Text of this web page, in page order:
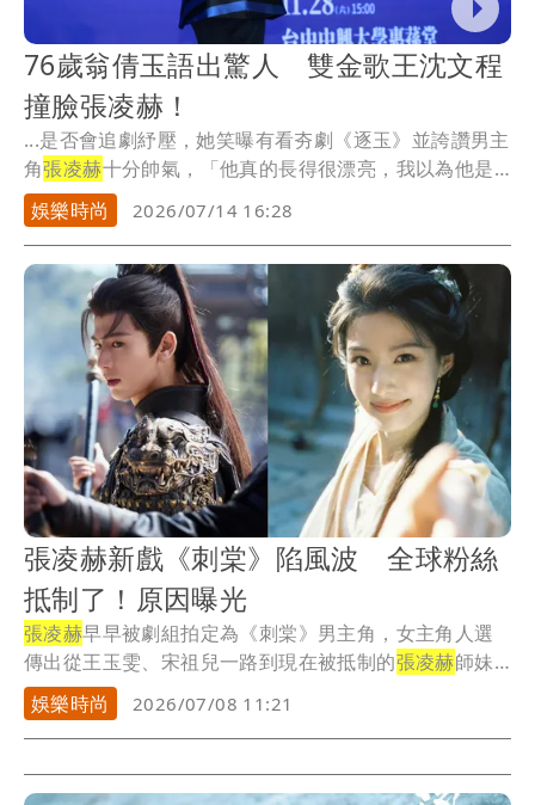
76歲翁倩玉語出驚人 雙金歌王沈文程
撞臉張凌赫！
...是否會追劇紓壓，她笑曝有看夯劇《逐玉》並誇讚男主
角張凌赫十分帥氣，「他真的長得很漂亮，我以為他是
從漫...
娛樂時尚 2026/07/14 16:28
張凌赫新戲《刺棠》陷風波 全球粉絲
抵制了！原因曝光
張凌赫早早被劇組拍定為《刺棠》男主角，女主角人選
傳出從王玉雯、宋祖兒一路到現在被抵制的張凌赫師妹
盧昱...
娛樂時尚 2026/07/08 11:21